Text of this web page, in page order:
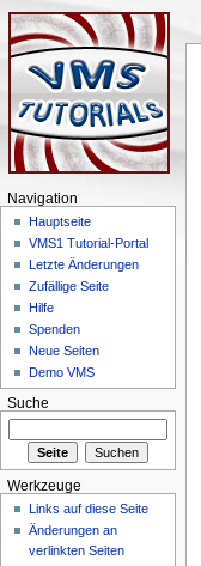
Navigation
Hauptseite
VMS1 Tutorial-Portal
Letzte Änderungen
Zufällige Seite
Hilfe
Spenden
Neue Seiten
Demo VMS
Suche
Werkzeuge
Links auf diese Seite
Änderungen an
verlinkten Seiten